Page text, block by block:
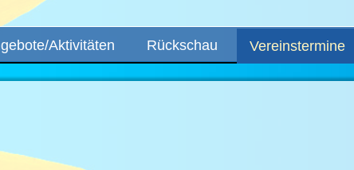
Aktivitäten Rückschau Vereinstermine